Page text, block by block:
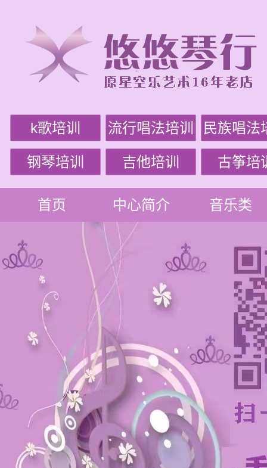
k歌培训 流行唱法培训 民族唱法
钢琴培训 吉他培训 古筝培
首页 中心简介 音乐类